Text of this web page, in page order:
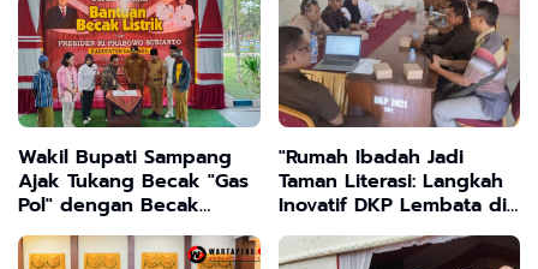
Wakil Bupati Sampang
Ajak Tukang Becak "Gas
Pol" dengan Becak
Listrik Bantuan Presiden
Prabowo
"Rumah Ibadah Jadi
Taman Literasi: Langkah
Inovatif DKP Lembata di
Tahun 2025"